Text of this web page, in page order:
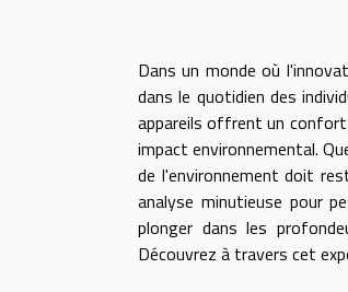
Dans un monde où
dans le quotidien des
appareils offrent un confort
impact environnemental.
de l'environnement doit
analyse minutieuse pour
plonger dans les
Découvrez à travers cet